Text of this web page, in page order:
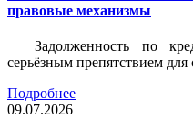
правовые механизмы
Задолженность по
серьёзным препятствием
Подробнее
09.07.2026